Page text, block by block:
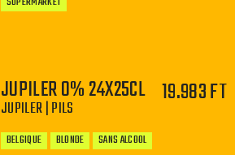
−
JUPILER 0% 24X25CL
JUPILER | PILS
19.983 FT
BELGIQUE BLONDE SANS ALCOOL